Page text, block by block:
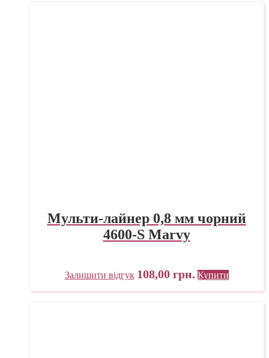
Мульти-лайнер 0,8 мм чорний
4600-S Marvy
Залишити відгук 108,00 грн. Купити